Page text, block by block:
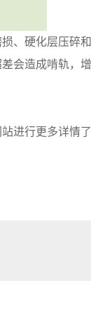
、硬化层压碎
会造成啃轨，
进行更多详情了